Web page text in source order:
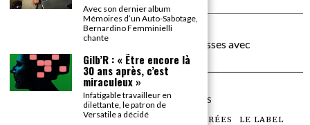
moise et son mascarédans
On a parlé Dolce Vita et lutte des classes avec
Bernardino Femminielli
©2026TOUS DROITS RÉSERVÉS
LES ARTICLES LE MAGAZINE LES SOIRÉES LE LABEL
Avec son dernier album
Mémoires d’un Auto-Sabotage,
Bernardino Femminielli
chante
Gilb’R : « Être encore là
30 ans après, c’est
miraculeux »
Infatigable travailleur en
dilettante, le patron de
Versatile a décidé